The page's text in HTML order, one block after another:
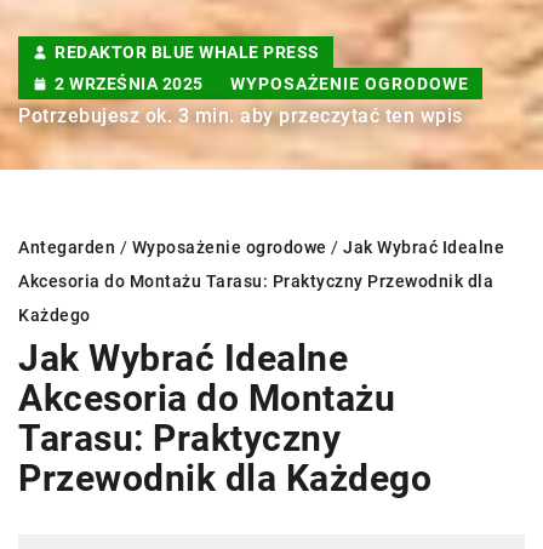
REDAKTOR BLUE WHALE PRESS
2 WRZEŚNIA 2025
WYPOSAŻENIE OGRODOWE
Potrzebujesz ok. 3 min. aby przeczytać ten wpis
Antegarden / Wyposażenie ogrodowe / Jak Wybrać Idealne
Akcesoria do Montażu Tarasu: Praktyczny Przewodnik dla
Każdego
Jak Wybrać Idealne
Akcesoria do Montażu
Tarasu: Praktyczny
Przewodnik dla Każdego